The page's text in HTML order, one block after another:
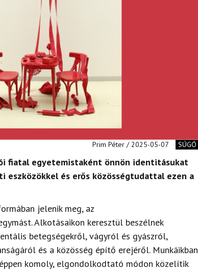
Prim Péter / 2025-05-07 SÚGÓ
fiatal egyetemistaként önnön identitásukat
eszközökkel és erős közösségtudattal ezen a
jelenik meg, az
Alkotásaikon keresztül beszélnek
betegségekről, vágyról és gyászról,
és a közösség építő erejéről.Munkáikban
komoly, elgondolkodtató módon közelítik